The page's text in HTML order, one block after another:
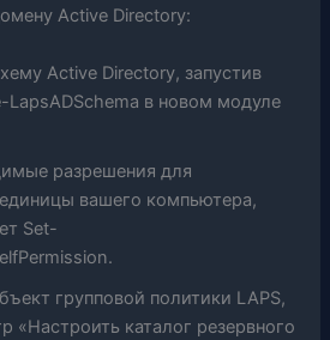
Active Directory:
Active Directory, запустив
LapsADSchema в новом модуле
разрешения для
вашего компьютера,
Set-
групповой политики LAPS,
«Настроить каталог резервного